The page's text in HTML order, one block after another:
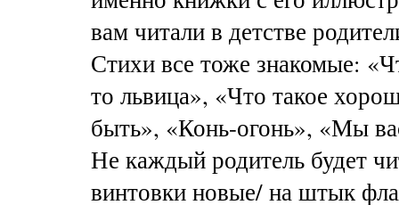
вам читали в детстве
Стихи все тоже знакомые:
то львица», «Что такое
быть», «Конь-огонь», «Мы
Не каждый родитель будет
винтовки новые/ на штык